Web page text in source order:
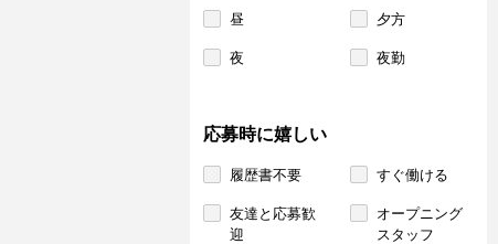
昼 夕方
夜 夜勤
応募時に嬉しい
履歴書不要 すぐ働ける
友達と応募歓
迎
オープニング
スタッフ